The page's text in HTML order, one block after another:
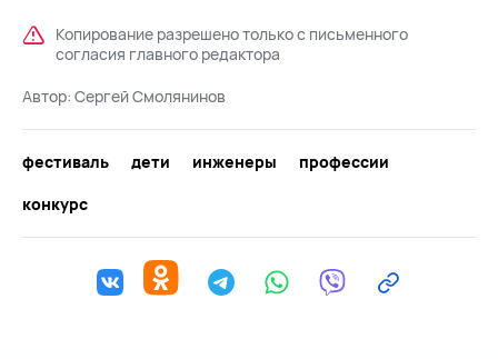
Копирование разрешено только с письменного
согласия главного редактора
Автор: Сергей Смолянинов
фестиваль дети инженеры
профессии
конкурс